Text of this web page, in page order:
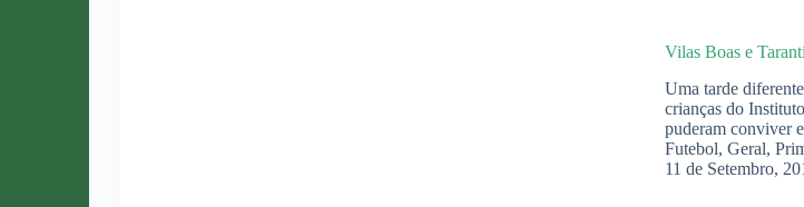
Vilas Boas e
Uma tarde
crianças do
puderam conviver
Futebol,Geral,
11 de Setembro,